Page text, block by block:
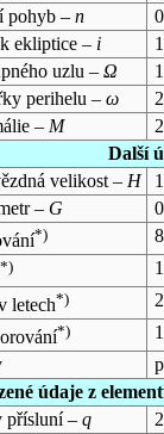
pohyb – n
ekliptice – i
uzlu – Ω
perihelu – ω
– M
Další
velikost – H
– G
*)
*)
letech*)
*)
údaje z
přísluní – q